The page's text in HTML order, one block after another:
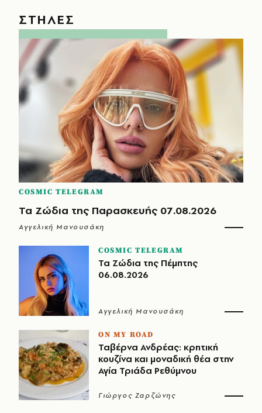
ΣΤΗΛΕΣ
COSMIC TELEGRAM
Τα Ζώδια της Παρασκευής 07.08.2026
Αγγελική Μανουσάκη
COSMIC TELEGRAM
Τα Ζώδια της Πέμπτης
06.08.2026
Αγγελική Μανουσάκη
ON MY ROAD
Ταβέρνα Ανδρέας: κρητική
κουζίνα και μοναδική θέα στην
Αγία Τριάδα Ρεθύμνου
Γιώργος Ζαρζώνης